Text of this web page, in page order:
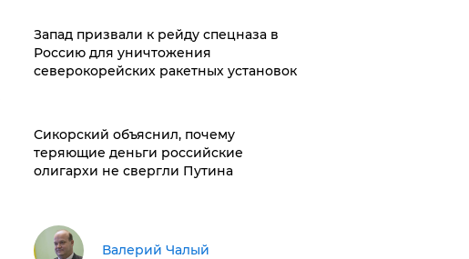
Запад призвали к рейду спецназа в
Россию для уничтожения
северокорейских ракетных установок
Сикорский объяснил, почему
теряющие деньги российские
олигархи не свергли Путина
Валерий Чалый